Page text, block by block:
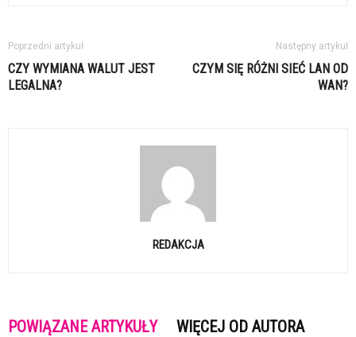
Poprzedni artykuł
CZY WYMIANA WALUT JEST
LEGALNA?
Następny artykuł
CZYM SIĘ RÓŻNI SIEĆ LAN OD
WAN?
REDAKCJA
POWIĄZANE ARTYKUŁY WIĘCEJ OD AUTORA